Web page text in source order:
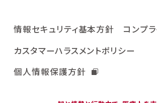
情報セキュリティ基本方針
コンプ
カスタマーハラスメントポリシー
個人情報保護方針